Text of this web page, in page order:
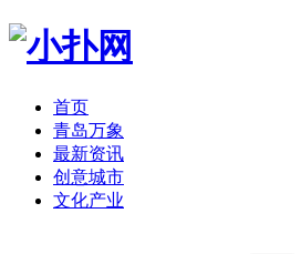
首页
青岛万象
最新资讯
创意城市
文化产业